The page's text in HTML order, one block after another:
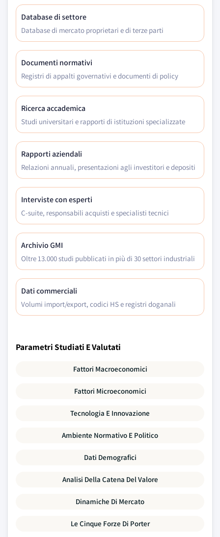
Database di settore
Database di mercato proprietari e di terze parti
Documenti normativi
Registri di appalti governativi e documenti di policy
Ricerca accademica
Studi universitari e rapporti di istituzioni specializzate
Rapporti aziendali
Relazioni annuali, presentazioni agli investitori e depositi
Interviste con esperti
C-suite, responsabili acquisti e specialisti tecnici
Archivio GMI
Oltre 13.000 studi pubblicati in più di 30 settori industriali
Dati commerciali
Volumi import/export, codici HS e registri doganali
Parametri Studiati E Valutati
Fattori Macroeconomici
Fattori Microeconomici
Tecnologia E Innovazione
Ambiente Normativo E Politico
Dati Demografici
Analisi Della Catena Del Valore
Dinamiche Di Mercato
Le Cinque Forze Di Porter